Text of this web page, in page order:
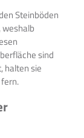
Steinböden
sind
halten sie